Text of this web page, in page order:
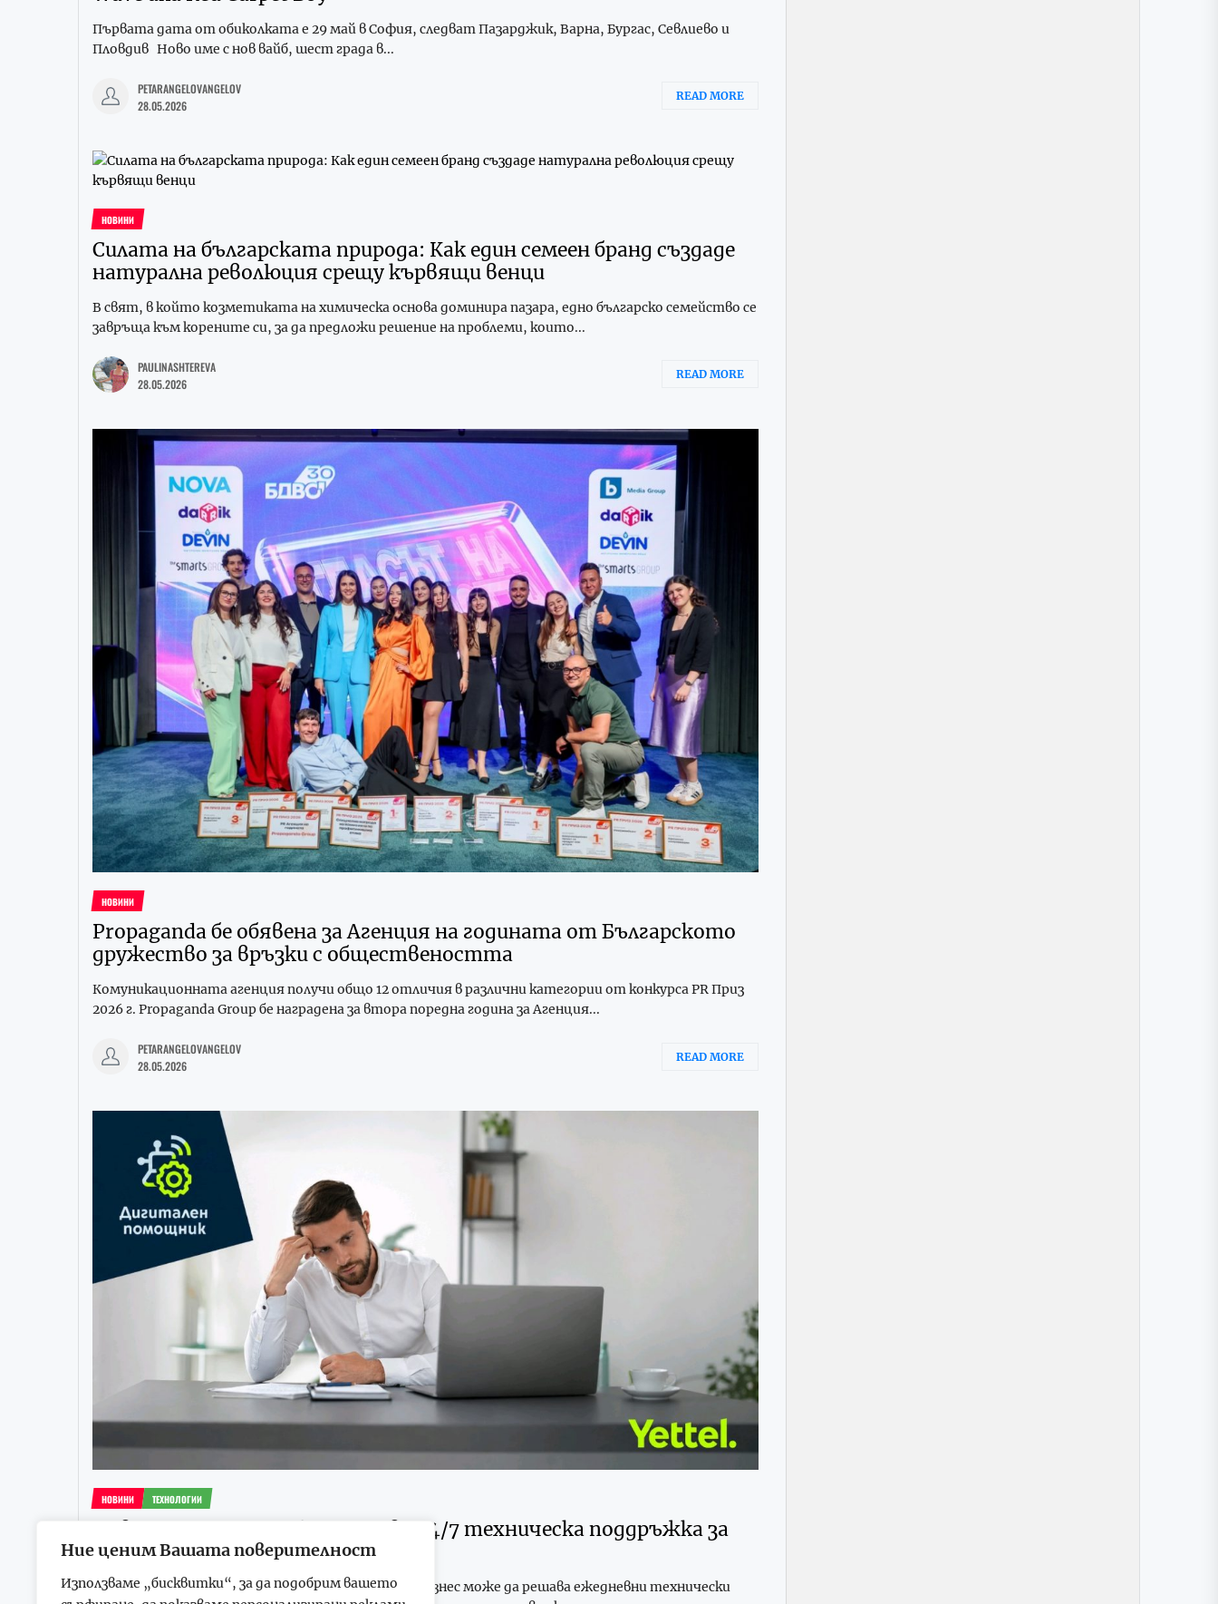
Ние ценим Вашата поверителност
Използваме „бисквитки“, за да подобрим вашето
Първата дата от обиколката е 29 май в София, следват Пазарджик, Варна, Бургас, Севлиево и
Пловдив Ново име с нов вайб, шест града в...
PETARANGELOVANGELOV
28.05.2026
READ MORE
НОВИНИ
Силата на българската природа: Как един семеен бранд създаде
натурална революция срещу кървящи венци
В свят, в който козметиката на химическа основа доминира пазара, едно българско семейство се
завръща към корените си, за да предложи решение на проблеми, които...
PAULINASHTEREVA
28.05.2026
READ MORE
НОВИНИ
Propaganda бе обявена за Агенция на годината от Българското
дружество за връзки с обществеността
Комуникационната агенция получи общо 12 отличия в различни категории от конкурса PR Приз
2026 г. Propaganda Group бе наградена за втора поредна година за Агенция...
PETARANGELOVANGELOV
28.05.2026
READ MORE
НОВИНИ ТЕХНОЛОГИИ
Нова услуга от Yettel осигурява 24/7 техническа поддръжка за
бизнеса
С „Дигитален помощник“ малкият и средният бизнес може да решава ежедневни технически